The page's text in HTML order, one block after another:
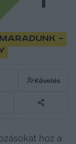
–
Követés
hoz a